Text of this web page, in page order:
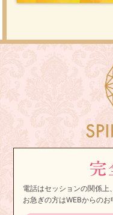
電話はセッションの関係上
お急ぎの方はWEBからのお